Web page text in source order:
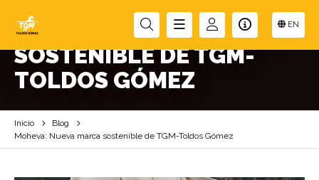
EN
MOHEVA: NUEVA MARCA
SOSTENIBLE DE TGM-
TOLDOS GÓMEZ
Inicio
Blog
Moheva: Nueva marca sostenible de TGM-Toldos Gómez